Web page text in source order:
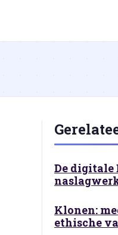
De digitale
Klonen:
ethische